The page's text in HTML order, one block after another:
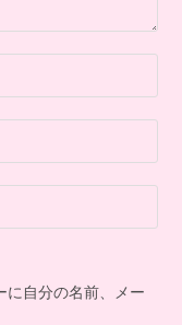
に自分の名前、メー